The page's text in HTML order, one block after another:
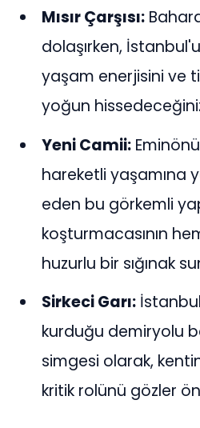
Mısır Çarşısı:
dolaşırken,
yaşam enerjisini ve
yoğun
Yeni Camii:
hareketli yaşamına
eden bu görkemli
koşturmacasının
huzurlu bir sığınak
Sirkeci Garı:
kurduğu demiryolu
simgesi olarak,
kritik rolünü gözler